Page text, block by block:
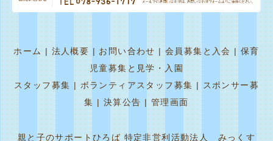
ホーム|法人概要| お問い合わせ|会員募集と入会|保育
児童募集と見学・入園
スタッフ募集 |ボランティアスタッフ募集| スポンサー募
集 |決算公告 |管理画面
親と子のサポートひろば 特定非営利活動法人 みっくす